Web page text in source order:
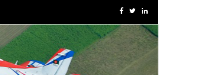
MIST MAVIROV Crowned as Champion at MATE ROV...